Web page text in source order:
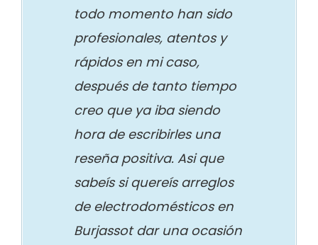
todo momento han sido
profesionales, atentos y
rápidos en mi caso,
después de tanto tiempo
creo que ya iba siendo
hora de escribirles una
reseña positiva. Asi que
sabeís si quereís arreglos
de electrodomésticos en
Burjassot dar una ocasión